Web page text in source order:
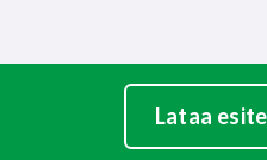
Lataa esite